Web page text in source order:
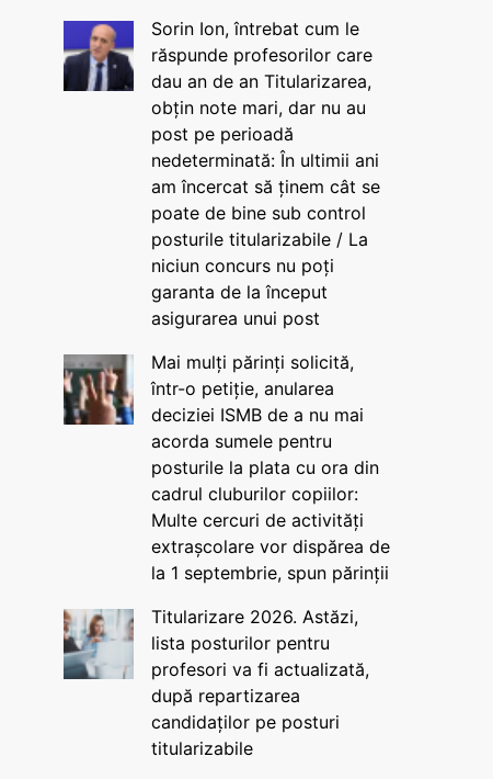
Sorin Ion, întrebat cum le
răspunde profesorilor care
dau an de an Titularizarea,
obțin note mari, dar nu au
post pe perioadă
nedeterminată: În ultimii ani
am încercat să ținem cât se
poate de bine sub control
posturile titularizabile / La
niciun concurs nu poți
garanta de la început
asigurarea unui post
Mai mulți părinți solicită,
într-o petiție, anularea
deciziei ISMB de a nu mai
acorda sumele pentru
posturile la plata cu ora din
cadrul cluburilor copiilor:
Multe cercuri de activități
extrașcolare vor dispărea de
la 1 septembrie, spun părinții
Titularizare 2026. Astăzi,
lista posturilor pentru
profesori va fi actualizată,
după repartizarea
candidaților pe posturi
titularizabile